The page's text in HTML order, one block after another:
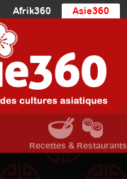
Afrik360 Asie360
Recettes & Restaurants